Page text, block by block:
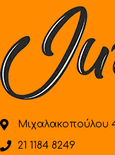
Μιχαλακοπούλου
21 1184 8249